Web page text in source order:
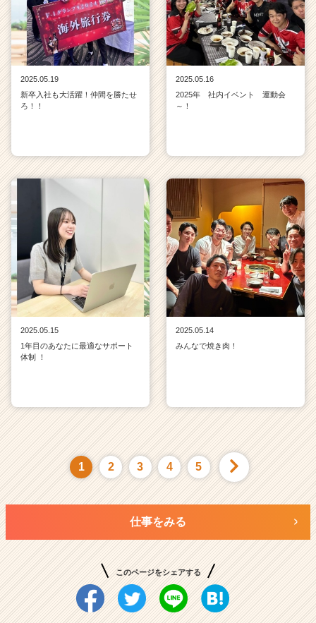
2025.05.19
新卒入社も大活躍！仲間を勝たせ
ろ！！
2025.05.16
2025年 社内イベント 運動会
～！
2025.05.15
1年目のあなたに最適なサポート
体制 ！
2025.05.14
みんなで焼き肉！
1 2 3 4 5
仕事をみる
このページをシェアする